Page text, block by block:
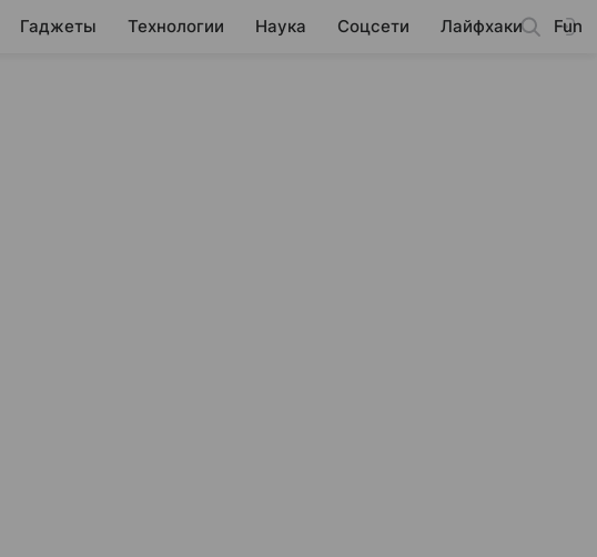
Гаджеты Технологии Наука Соцсети Лайфхаки Fun